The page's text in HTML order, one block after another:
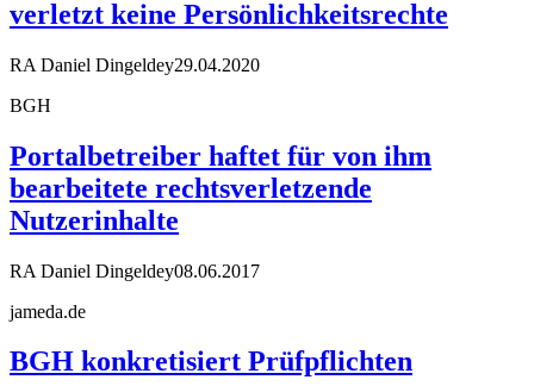
verletzt keine Persönlichkeitsrechte
RA Daniel Dingeldey29.04.2020
BGH
Portalbetreiber haftet für von ihm
bearbeitete rechtsverletzende
Nutzerinhalte
RA Daniel Dingeldey08.06.2017
jameda.de
BGH konkretisiert Prüfpflichten